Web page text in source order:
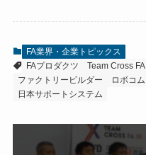
FA業界・企業トピックス
FAプロダクツ
Team Cross FA
ファクトリービルダー
ロボコム
日本サポートシステム